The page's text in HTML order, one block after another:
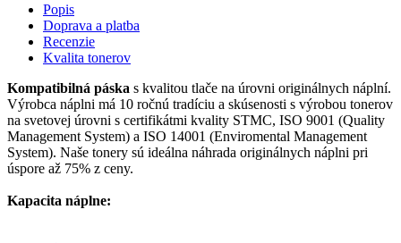
Popis
Doprava a platba
Recenzie
Kvalita tonerov
Kompatibilná páska s kvalitou tlače na úrovni originálnych náplní.
Výrobca náplni má 10 ročnú tradíciu a skúsenosti s výrobou tonerov
na svetovej úrovni s certifikátmi kvality STMC, ISO 9001 (Quality
Management System) a ISO 14001 (Enviromental Management
System). Naše tonery sú ideálna náhrada originálnych náplni pri
úspore až 75% z ceny.
Kapacita náplne: